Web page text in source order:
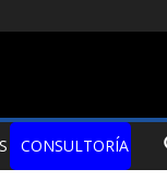
CONSULTORÍA